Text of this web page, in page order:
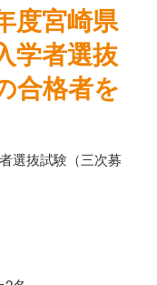
度宮崎県
学者選抜
合格者を
選抜試験（三次募